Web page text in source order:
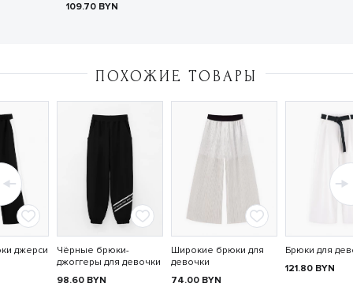
109.70 BYN
ПОХОЖИЕ ТОВАРЫ
джерси
Чёрные брюки-
джоггеры для девочки
98.60 BYN
Широкие брюки для
девочки
74.00 BYN
Брюки для
121.80 BYN